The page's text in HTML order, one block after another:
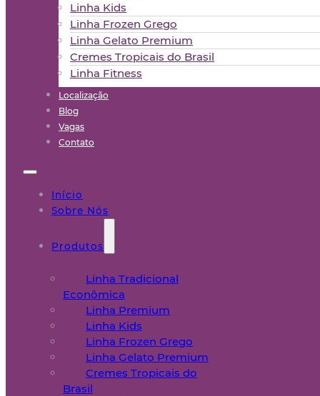
Linha Kids
Linha Frozen Grego
Linha Gelato Premium
Cremes Tropicais do Brasil
Linha Fitness
Localização
Blog
Vagas
Contato
Início
Sobre Nós
Produtos
Linha Tradicional
Econômica
Linha Premium
Linha Kids
Linha Frozen Grego
Linha Gelato Premium
Cremes Tropicais do
Brasil